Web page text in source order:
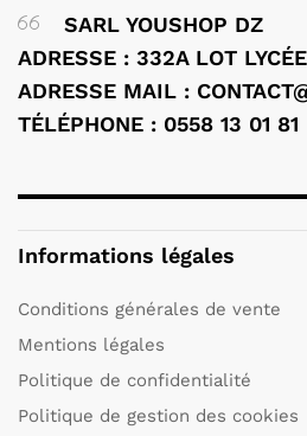
SARL YOUSHOP DZ
ADRESSE : 332A LOT
ADRESSE MAIL :
TÉLÉPHONE : 0558 13 01 81
Informations légales
Conditions générales de vente
Mentions légales
Politique de confidentialité
Politique de gestion des cookies